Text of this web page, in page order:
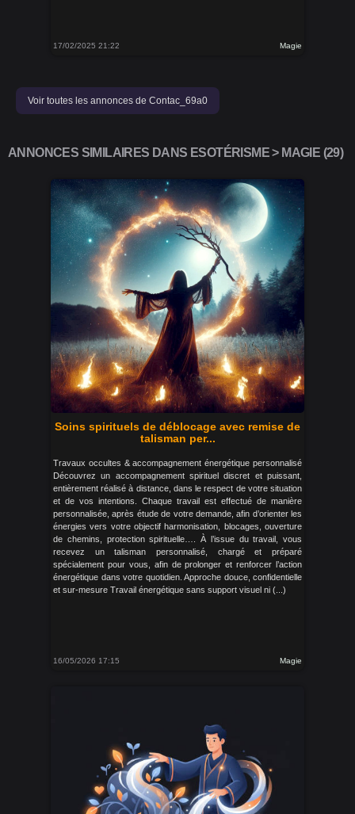
17/02/2025 21:22 Magie
Voir toutes les annonces de Contac_69a0
ANNONCES SIMILAIRES DANS ESOTÉRISME > MAGIE (29)
Soins spirituels de déblocage avec remise de
talisman per...
Travaux occultes & accompagnement énergétique personnalisé
Découvrez un accompagnement spirituel discret et puissant,
entièrement réalisé à distance, dans le respect de votre situation
et de vos intentions. Chaque travail est effectué de manière
personnalisée, après étude de votre demande, afin d’orienter les
énergies vers votre objectif harmonisation, blocages, ouverture
de chemins, protection spirituelle…. À l’issue du travail, vous
recevez un talisman personnalisé, chargé et préparé
spécialement pour vous, afin de prolonger et renforcer l’action
énergétique dans votre quotidien. Approche douce, confidentielle
et sur-mesure Travail énergétique sans support visuel ni (...)
16/05/2026 17:15 Magie